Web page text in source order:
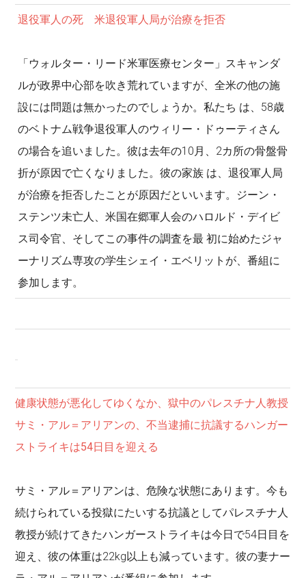
退役軍人の死 米退役軍人局が治療を拒否
「ウォルター・リード米軍医療センター」スキャンダ
ルが政界中心部を吹き荒れていますが、全米の他の施
設には問題は無かったのでしょうか。私たち は、58歳
のベトナム戦争退役軍人のウィリー・ドゥーティさん
の場合を追いました。彼は去年の10月、2カ所の骨盤骨
折が原因で亡くなりました。彼の家族 は、退役軍人局
が治療を拒否したことが原因だといいます。ジーン・
ステンツ未亡人、米国在郷軍人会のハロルド・デイビ
ス司令官、そしてこの事件の調査を最 初に始めたジャ
ーナリズム専攻の学生シェイ・エベリットが、番組に
参加します。
健康状態が悪化してゆくなか、獄中のパレスチナ人教授
サミ・アル＝アリアンの、不当逮捕に抗議するハンガー
ストライキは54日目を迎える
サミ・アル＝アリアンは、危険な状態にあります。今も
続けられている投獄にたいする抗議としてパレスチナ人
教授が続けてきたハンガーストライキは今日で54日目を
迎え、彼の体重は22kg以上も減っています。彼の妻ナー